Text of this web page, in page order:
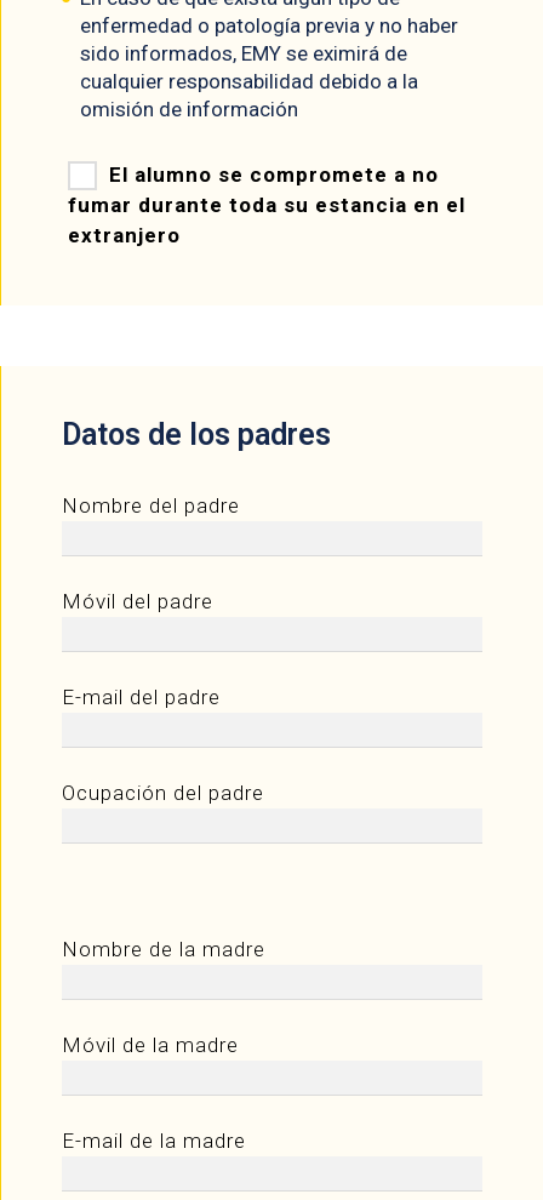
enfermedad o patología previa y no haber
sido informados, EMY se eximirá de
cualquier responsabilidad debido a la
omisión de información
El alumno se compromete a no
fumar durante toda su estancia en el
extranjero
Datos de los padres
Nombre del padre
Móvil del padre
E-mail del padre
Ocupación del padre
Nombre de la madre
Móvil de la madre
E-mail de la madre